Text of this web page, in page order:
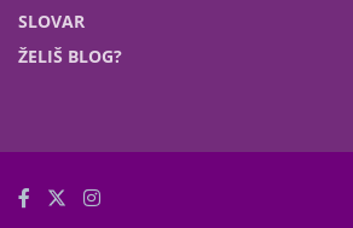
SLOVAR
ŽELIŠ BLOG?